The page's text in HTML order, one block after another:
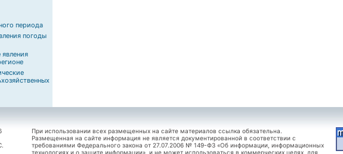
периода
погоды
явления
При использовании всех размещенных на сайте материалов ссылка обязательна.
Размещенная на сайте информация не является документированной в соответствии с
требованиями Федерального закона от 27.07.2006 № 149-ФЗ «Об информации, информационных
технологиях и о защите информации», и не может использоваться в коммерческих целях, для